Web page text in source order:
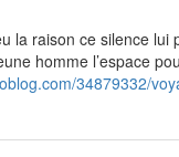
raison ce silence lui
homme l’espace
34879332/